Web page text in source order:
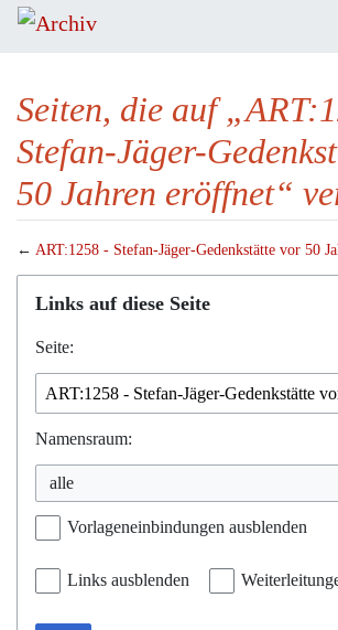
Seiten, die auf
Stefan-Jäger-
50 Jahren eröffnet“
← ART:1258 - Stefan-Jäger-Gedenkstätte vor 50
Wechseln zu:Navigation,Suche
Links auf diese Seite
Seite:
Namensraum:
alle
Vorlageneinbindungen ausblenden
Links ausblenden